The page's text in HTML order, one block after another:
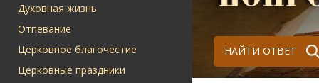
Духовная жизнь
Отпевание
Церковное благочестие
Церковные праздники
НАЙТИ ОТВЕТ